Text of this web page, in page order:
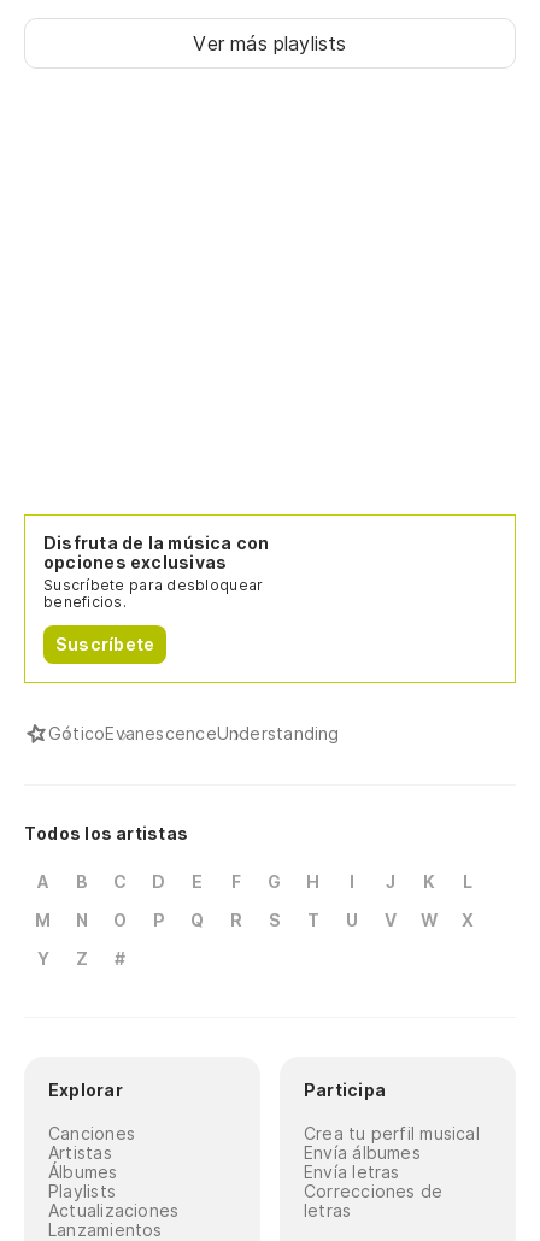
Ver más playlists
Disfruta de la música con
opciones exclusivas
Suscríbete para desbloquear
beneficios.
Suscríbete
GóticoEvanescenceUnderstanding
Todos los artistas
A B C D E F G H I J K
L
M
N O P Q R S T U V W
X
Y
Z #
Explorar
Canciones
Artistas
Álbumes
Playlists
Actualizaciones
Lanzamientos
Participa
Crea tu perfil musical
Envía álbumes
Envía letras
Correcciones de
letras